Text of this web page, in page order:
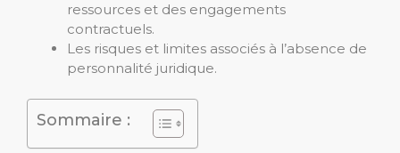
ressources et des engagements
contractuels.
Les risques et limites associés à l’absence de
personnalité juridique.
Sommaire :